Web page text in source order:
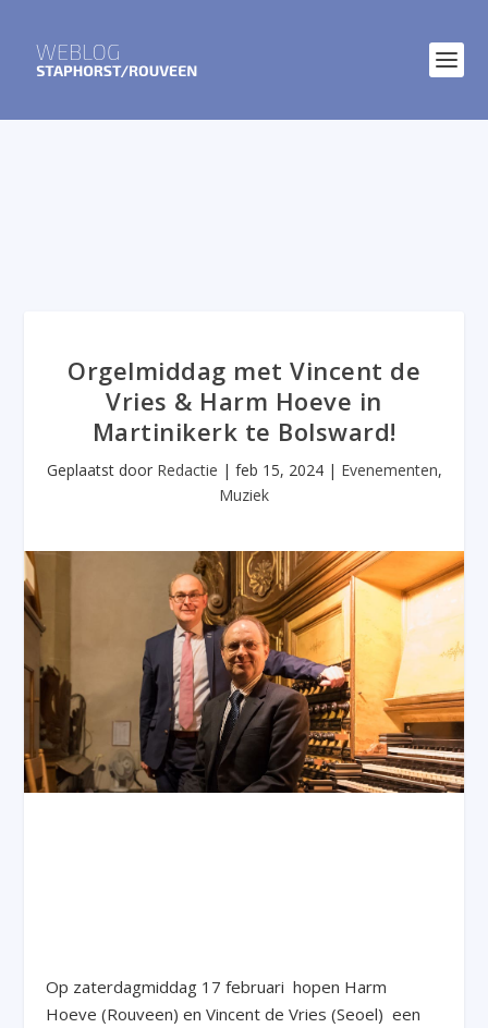
Orgelmiddag met Vincent de
Vries & Harm Hoeve in
Martinikerk te Bolsward!
Geplaatst door Redactie | feb 15, 2024| Evenementen,
Muziek
Op zaterdagmiddag 17 februari hopen Harm
Hoeve (Rouveen) en Vincent de Vries (Seoel) een